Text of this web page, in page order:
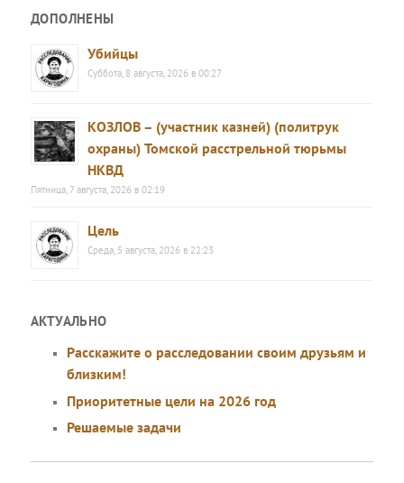
ДОПОЛНЕНЫ
Убийцы
Суббота, 8 августа, 2026 в 00:27
КОЗЛОВ – (участник казней) (политрук
охраны) Томской расстрельной тюрьмы
НКВД
Пятница, 7 августа, 2026 в 02:19
Цель
Среда, 5 августа, 2026 в 22:23
АКТУАЛЬНО
Расскажите о расследовании своим друзьям и
близким!
Приоритетные цели на 2026 год
Решаемые задачи